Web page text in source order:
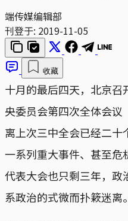
端传媒编辑部
刊登于: 2019-11-05
收藏
十月的最后四天，北京
央委员会第四次全体会
离上次三中全会已经二十
一系列重大事件、甚至危
代表大会也只剩三年，
系政治的式微而扑簌迷离。